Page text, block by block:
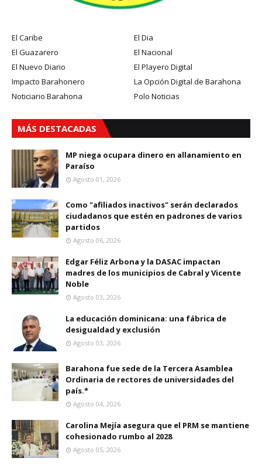
El Caribe
El Dia
El Guazarero
El Nacional
El Nuevo Diario
El Playero Digital
Impacto Barahonero
La Opción Digital de Barahona
Noticiario Barahona
Polo Noticias
MÁS DESTACADAS
MP niega ocupara dinero en allanamiento en
Paraíso
Agosto 01, 2026
Como "afiliados inactivos" serán declarados
ciudadanos que estén en padrones de varios
partidos
Agosto 06, 2026
Edgar Féliz Arbona y la DASAC impactan
madres de los municipios de Cabral y Vicente
Noble
Agosto 03, 2026
La educación dominicana: una fábrica de
desigualdad y exclusión
Agosto 03, 2026
Barahona fue sede de la Tercera Asamblea
Ordinaria de rectores de universidades del
país.*
Agosto 04, 2026
Carolina Mejía asegura que el PRM se mantiene
cohesionado rumbo al 2028
Agosto 05, 2026